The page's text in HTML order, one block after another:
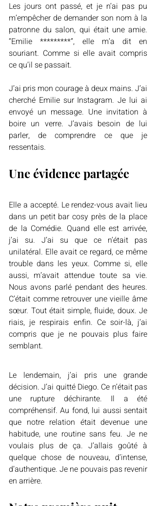
Les jours ont passé, et je n’ai pas pu
m’empêcher de demander son nom à la
patronne du salon, qui était une amie.
“Emilie *********”, elle m’a dit en
souriant. Comme si elle avait compris
ce qu’il se passait.
J’ai pris mon courage à deux mains. J’ai
cherché Emilie sur Instagram. Je lui ai
envoyé un message. Une invitation à
boire un verre. J’avais besoin de lui
parler, de comprendre ce que je
ressentais.
Une évidence partagée
Elle a accepté. Le rendez-vous avait lieu
dans un petit bar cosy près de la place
de la Comédie. Quand elle est arrivée,
j’ai su. J’ai su que ce n’était pas
unilatéral. Elle avait ce regard, ce même
trouble dans les yeux. Comme si, elle
aussi, m’avait attendue toute sa vie.
Nous avons parlé pendant des heures.
C’était comme retrouver une vieille âme
sœur. Tout était simple, fluide, doux. Je
riais, je respirais enfin. Ce soir-là, j’ai
compris que je ne pouvais plus faire
semblant.
Le lendemain, j’ai pris une grande
décision. J’ai quitté Diego. Ce n’était pas
une rupture déchirante. Il a été
compréhensif. Au fond, lui aussi sentait
que notre relation était devenue une
habitude, une routine sans feu. Je ne
voulais plus de ça. J’allais goûté à
quelque chose de nouveau, d’intense,
d’authentique. Je ne pouvais pas revenir
en arrière.